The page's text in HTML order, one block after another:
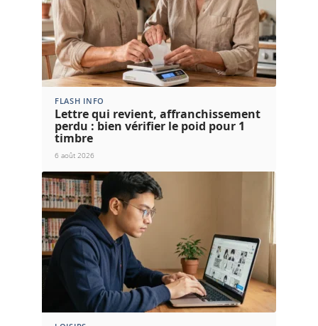
FLASH INFO
Lettre qui revient, affranchissement
perdu : bien vérifier le poid pour 1
timbre
6 août 2026